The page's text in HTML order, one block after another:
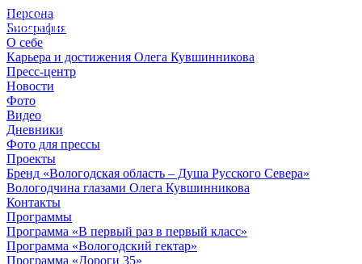
Персона
Биография
О себе
Карьера и достижения Олега Кувшинникова
Пресс-центр
Новости
Фото
Видео
Дневники
Фото для прессы
Проекты
Бренд «Вологодская область – Душа Русского Севера»
Вологодчина глазами Олега Кувшинникова
Контакты
Программы
Программа «В первый раз в первый класс»
Программа «Вологодский гектар»
Программа «Дороги 35»
© 2012 - 2023,
КУВШИННИКОВ О.А.